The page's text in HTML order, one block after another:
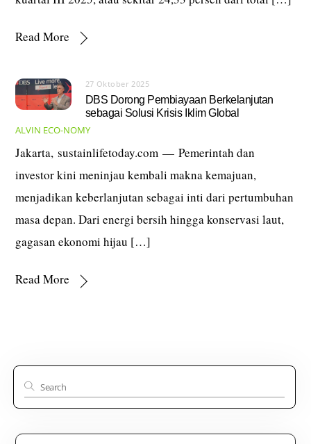
Read More
27 Oktober 2025
DBS Dorong Pembiayaan Berkelanjutan
sebagai Solusi Krisis Iklim Global
ALVIN ECO-NOMY
Jakarta, sustainlifetoday.com — Pemerintah dan
investor kini meninjau kembali makna kemajuan,
menjadikan keberlanjutan sebagai inti dari pertumbuhan
masa depan. Dari energi bersih hingga konservasi laut,
gagasan ekonomi hijau […]
Read More